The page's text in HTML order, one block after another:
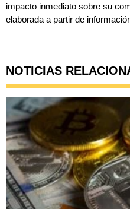
impacto inmediato sobre su
elaborada a partir de
NOTICIAS